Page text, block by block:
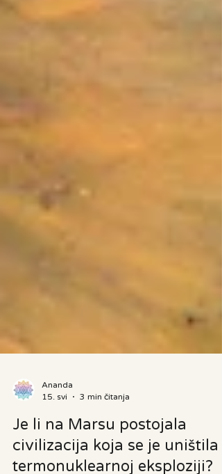
Ananda
3 min čitanja
Je li na Marsu postojala